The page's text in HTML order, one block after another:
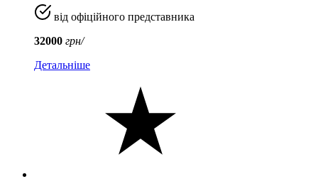
від офіційного представника
32000 грн/
Детальніше